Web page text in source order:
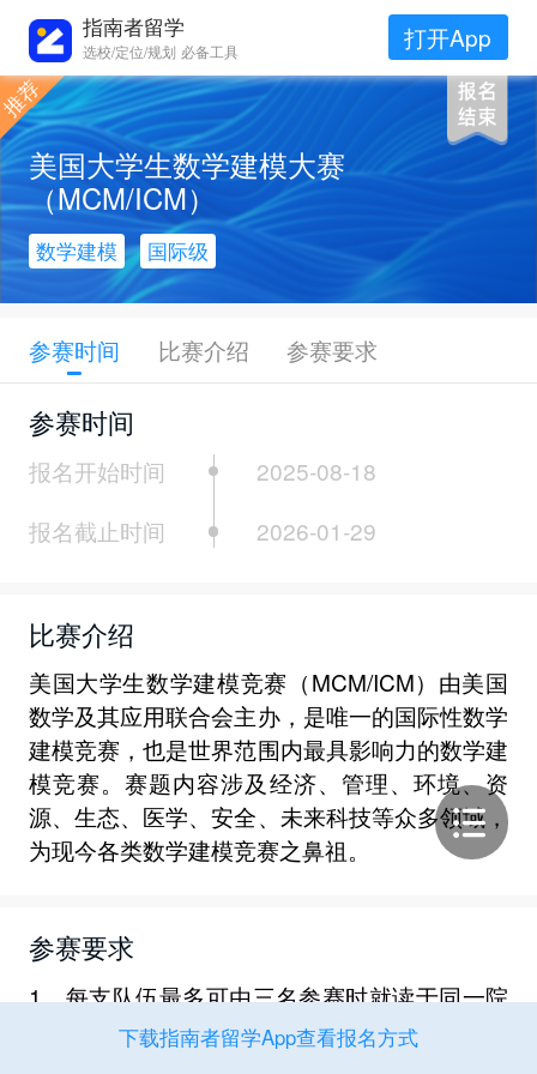
指南者留学
选校/定位/规划 必备工具 打开App
美国大学生数学建模大赛
（MCM/ICM）
数学建模 国际级
参赛时间 比赛介绍 参赛要求
参赛时间
报名开始时间
2025-08-18
报名截止时间
2026-01-29
比赛介绍
美国大学生数学建模竞赛（MCM/ICM）由美国
数学及其应用联合会主办，是唯一的国际性数学
建模竞赛，也是世界范围内最具影响力的数学建
模竞赛。赛题内容涉及经济、管理、环境、资
源、生态、医学、安全、未来科技等众多领域，
为现今各类数学建模竞赛之鼻祖。
参赛要求
1、每支队伍最多可由三名参赛时就读于同一院
校的全日制或非全日制本科（及以下）学生组
下载指南者留学App查看报名方式